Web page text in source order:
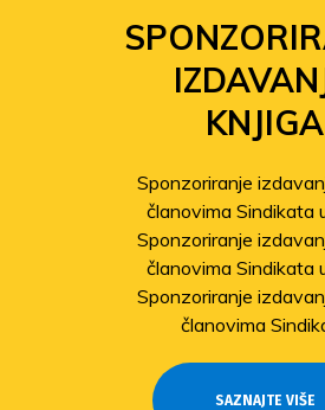
KNJIGA
Sponzoriranje
članovima Sindikata
Sponzoriranje
članovima Sindikata
Sponzoriranje
članovima
SAZNAJTE VIŠE